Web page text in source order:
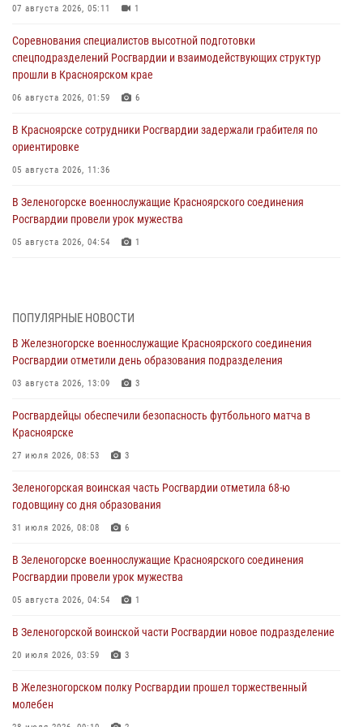
07 августа 2026, 05:11 1
Соревнования специалистов высотной подготовки
спецподразделений Росгвардии и взаимодействующих структур
прошли в Красноярском крае
06 августа 2026, 01:59 6
В Красноярске сотрудники Росгвардии задержали грабителя по
ориентировке
05 августа 2026, 11:36
В Зеленогорске военнослужащие Красноярского соединения
Росгвардии провели урок мужества
05 августа 2026, 04:54 1
05 августа 2026, 04:52 1
В Красноярске сотрудники вневедомственной охраны Росгвардии
задержали подозреваемого в серии краж из гипермаркета
04 августа 2026, 09:57
Сотрудники Росгвардии обеспечили общественный порядок во
время проведения экстремального заплыва в Дудинке
04 августа 2026, 08:36
В Красноярске сотрудники Росгвардии задержали подозреваемого
в серии краж из супермаркета
04 августа 2026, 06:50
Военнослужащие Красноярского соединения Росгвардии
познакомили отдыхающих детей с тонкостями РХБ защиты
03 августа 2026, 13:12 2
ПОПУЛЯРНЫЕ НОВОСТИ
В Железногорске военнослужащие Красноярского соединения
Росгвардии отметили день образования подразделения
03 августа 2026, 13:09 3
Росгвардейцы обеспечили безопасность футбольного матча в
Красноярске
27 июля 2026, 08:53 3
Зеленогорская воинская часть Росгвардии отметила 68-ю
годовщину со дня образования
31 июля 2026, 08:08 6
В Зеленогорске военнослужащие Красноярского соединения
Росгвардии провели урок мужества
05 августа 2026, 04:54 1
В Зеленогорской воинской части Росгвардии новое подразделение
20 июля 2026, 03:59 3
В Железногорском полку Росгвардии прошел торжественный
молебен